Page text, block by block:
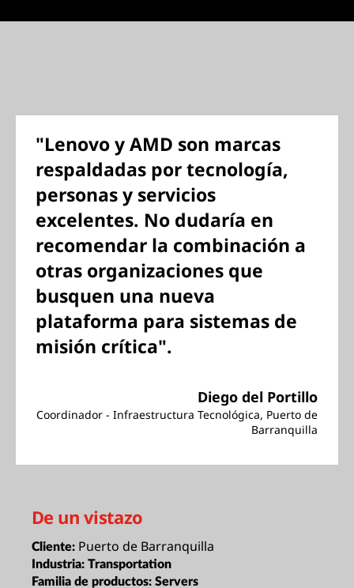
"Lenovo y AMD son marcas
respaldadas por tecnología,
personas y servicios
excelentes. No dudaría en
recomendar la combinación a
otras organizaciones que
busquen una nueva
plataforma para sistemas de
misión crítica".
Diego del Portillo
Coordinador - Infraestructura Tecnológica, Puerto de
Barranquilla
De un vistazo
Cliente: Puerto de Barranquilla
Industria: Transportation
Familia de productos: Servers